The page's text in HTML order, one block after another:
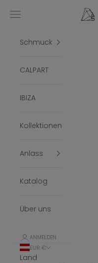
Menü
Schmuck
CALPART
IBIZA
Kollektionen
Anlass
Katalog
Über uns
ANMELDEN
EUR €
Land